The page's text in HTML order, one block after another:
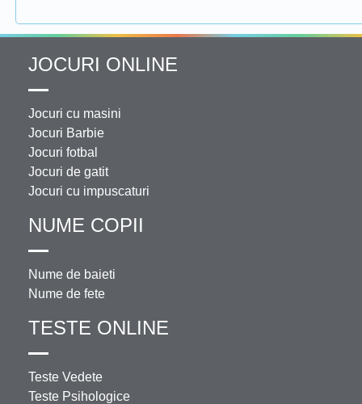
JOCURI ONLINE
Jocuri cu masini
Jocuri Barbie
Jocuri fotbal
Jocuri de gatit
Jocuri cu impuscaturi
NUME COPII
Nume de baieti
Nume de fete
TESTE ONLINE
Teste Vedete
Teste Psihologice